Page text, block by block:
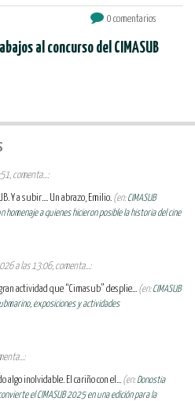
0 comentarios
al concurso del CIMASUB
comenta...:
Y a subir.... Un abrazo, Emilio. (en:CIMASUB
homenaje a quienes hicieron posible la historia del cine
a las 13:06, comenta...:
actividad que “Cimasub” desplie... (en:CIMASUB
exposiciones y actividades
algo inolvidable. El cariño con el... (en:Donostia
el CIMASUB 2025 en una edición para la